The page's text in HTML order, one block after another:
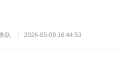
队 2026-05-09 16:44:53